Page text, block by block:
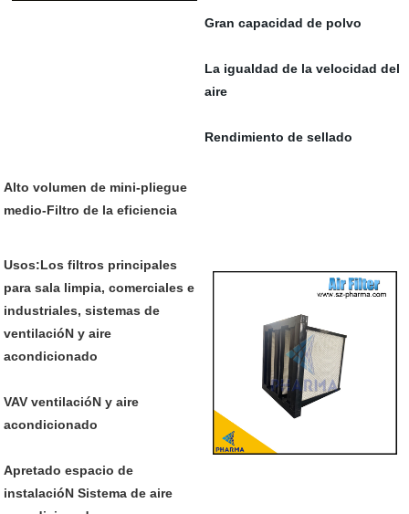
Gran capacidad de polvo
La igualdad de la velocidad del
aire
Rendimiento de sellado
Alto volumen de mini-pliegue
medio-Filtro de la eficiencia
Usos:Los filtros principales
para sala limpia, comerciales e
industriales, sistemas de
ventilacióN y aire
acondicionado
VAV ventilacióN y aire
acondicionado
Apretado espacio de
instalacióN Sistema de aire